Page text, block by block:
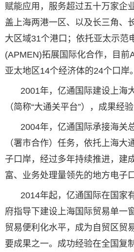
赋能应用，服务超过五十万家企
盖上海两港一区、以及长三角、
大区域31个港口；依托亚太示范
(APMEN)拓展国际化合作，目前
亚太地区14个经济体的24个口岸。
2001年，亿通国际建设上海
（简称“大通关平台”），成果经
2004年，亿通国际承接海关
（署市合作）任务，依托上海大
子口岸，经过多年持续推进，建
富、业务处理量领先的地方电子
2014年起，亿通国际在国家
府指导下建设上海国际贸易单一
贸易便利化水平，成为自贸区贸
要成果之一。成功经验在全国复